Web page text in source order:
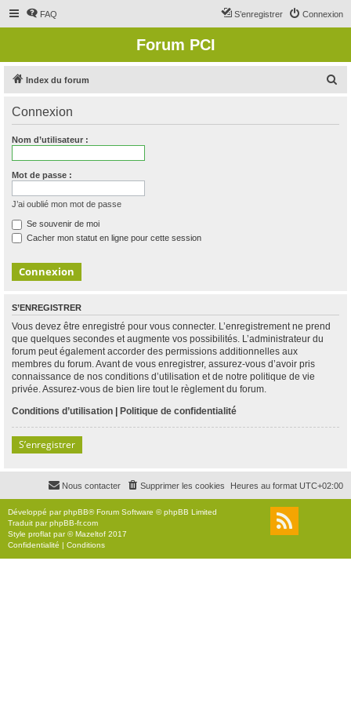
FAQ Connexion
S’enregistrer
Forum PCI
Index du forum
Connexion
Nom d’utilisateur :
Mot de passe :
J’ai oublié mon mot de passe
Se souvenir de moi
Cacher mon statut en ligne pour cette session
S’ENREGISTRER
Vous devez être enregistré pour vous connecter. L’enregistrement ne prend
que quelques secondes et augmente vos possibilités. L’administrateur du
forum peut également accorder des permissions additionnelles aux
membres du forum. Avant de vous enregistrer, assurez-vous d’avoir pris
connaissance de nos conditions d’utilisation et de notre politique de vie
privée. Assurez-vous de bien lire tout le règlement du forum.
Conditions d’utilisation | Politique de confidentialité
S’enregistrer
Heures au format UTC+02:00
Supprimer les cookies
Nous contacter
Développé parphpBB® Forum Software © phpBB Limited
Traduit parphpBB-fr.com
Style proflat par ©Mazeltof 2017
Confidentialité | Conditions